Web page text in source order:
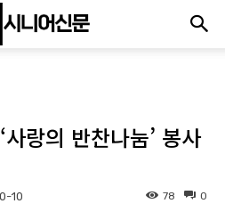
랑의 반찬나눔’ 봉사
10 0
78